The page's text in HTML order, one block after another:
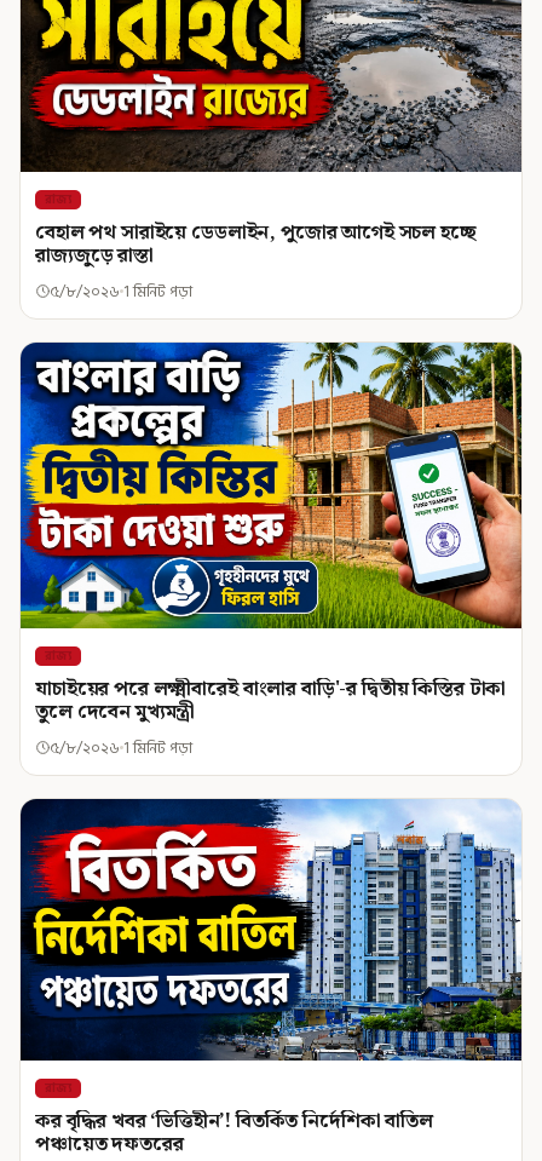
রাজ্য
বেহাল পথ সারাইয়ে ডেডলাইন, পুজোর আগেই সচল হচ্ছে
রাজ্যজুড়ে রাস্তা
৫/৮/২০২৬ 1 মিনিট পড়া
রাজ্য
যাচাইয়ের পরে লক্ষ্মীবারেই বাংলার বাড়ি'-র দ্বিতীয় কিস্তির টাকা
তুলে দেবেন মুখ্যমন্ত্রী
৫/৮/২০২৬ 1 মিনিট পড়া
রাজ্য
কর বৃদ্ধির খবর ‘ভিত্তিহীন’! বিতর্কিত নির্দেশিকা বাতিল
পঞ্চায়েত দফতরের